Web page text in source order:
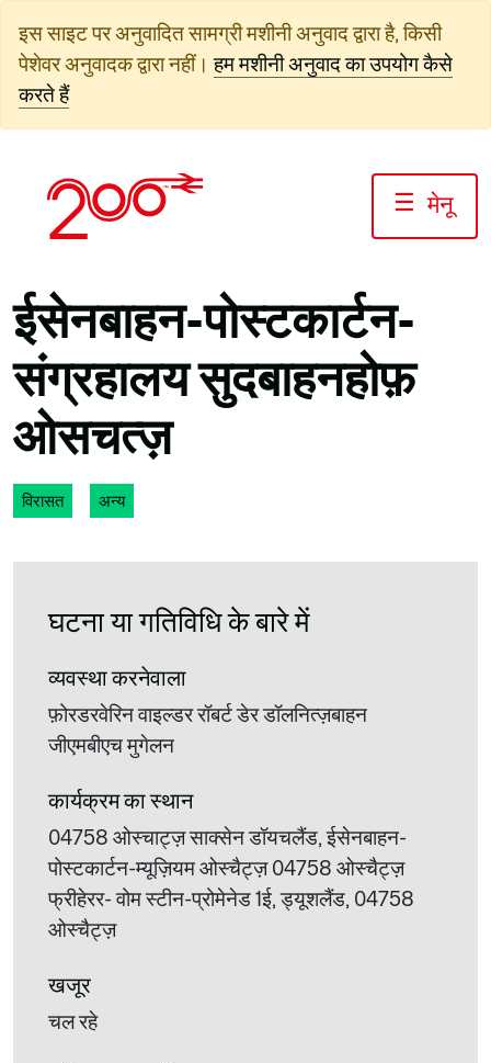
जाएं
इस साइट पर अनुवादित सामग्री मशीनी अनुवाद द्वारा है, किसी
पेशेवर अनुवादक द्वारा नहीं। हम मशीनी अनुवाद का उपयोग कैसे
करते हैं
☰ मेनू
ईसेनबाहन-पोस्टकार्टन-
संग्रहालय सुदबाहनहोफ़
ओसचत्ज़
विरासत अन्य
घटना या गतिविधि के बारे में
व्यवस्था करनेवाला
फ़ोरडरवेरिन वाइल्डर रॉबर्ट डेर डॉलनित्ज़बाहन
जीएमबीएच मुगेलन
कार्यक्रम का स्थान
04758 ओस्चाट्ज़ साक्सेन डॉयचलैंड, ईसेनबाहन-
पोस्टकार्टन-म्यूज़ियम ओस्चैट्ज़ 04758 ओस्चैट्ज़
फ्रीहेरर- वोम स्टीन-प्रोमेनेड 1ई, ड्यूशलैंड, 04758
ओस्चैट्ज़
खजूर
चल रहे